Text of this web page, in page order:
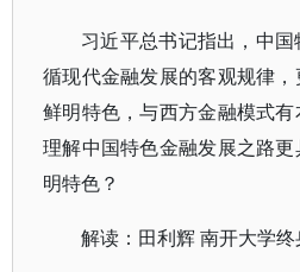
习近平总书记指出，中
循现代金融发展的客观规律
鲜明特色，与西方金融模式
理解中国特色金融发展之路
明特色？
解读：田利辉 南开大学